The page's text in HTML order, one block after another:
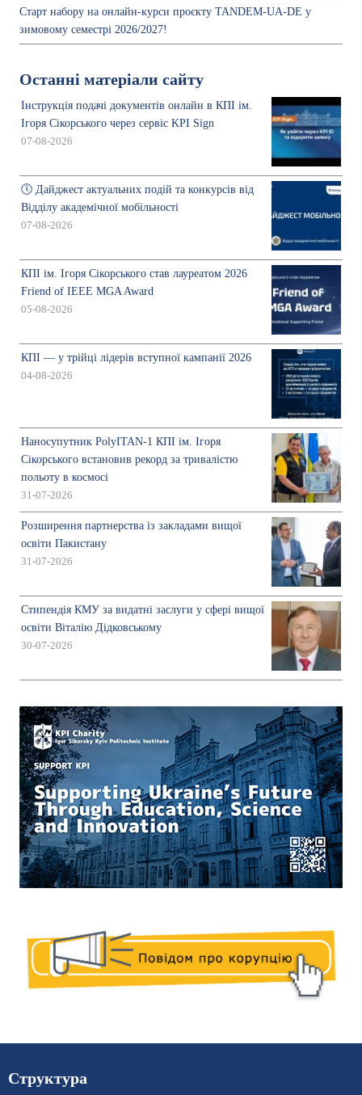
Старт набору на онлайн-курси проєкту TANDEM-UA-DE у
зимовому семестрі 2026/2027!
Останні матеріали сайту
Інструкція подачі документів онлайн в КПІ ім.
Ігоря Сікорського через сервіс KPI Sign
07-08-2026
🕔 Дайджест актуальних подій та конкурсів від
Відділу академічної мобільності
07-08-2026
КПІ ім. Ігоря Сікорського став лауреатом 2026
Friend of IEEE MGA Award
05-08-2026
КПІ — у трійці лідерів вступної кампанії 2026
04-08-2026
Наносупутник PolyITAN-1 КПІ ім. Ігоря
Сікорського встановив рекорд за тривалістю
польоту в космосі
31-07-2026
Розширення партнерства із закладами вищої
освіти Пакистану
31-07-2026
Стипендія КМУ за видатні заслуги у сфері вищої
освіти Віталію Дідковському
30-07-2026
Структура